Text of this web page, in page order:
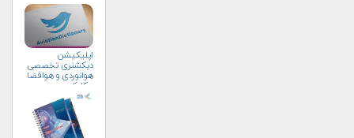
اپلیکیشن
دیکشنری تخصصی
هوانوردی و هوافضا
چکاوک